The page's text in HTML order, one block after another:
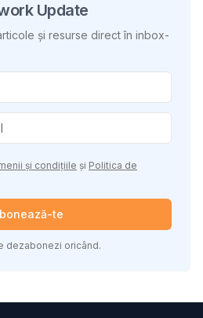
Update
și resurse direct în inbox-
și condițiile și Politica de
te
dezabonezi oricând.